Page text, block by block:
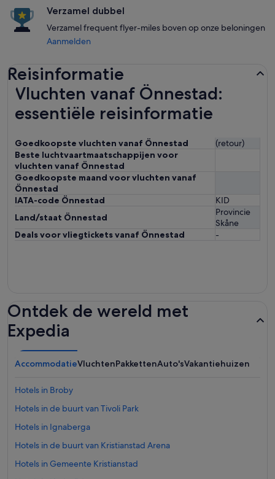
Verzamel dubbel
Verzamel frequent flyer-miles boven op onze beloningen
Aanmelden
Reisinformatie
Vluchten vanaf Önnestad:
essentiële reisinformatie
Goedkoopste vluchten vanaf Önnestad
(retour)
Beste luchtvaartmaatschappijen voor
vluchten vanaf Önnestad
Goedkoopste maand voor vluchten vanaf
Önnestad
IATA-code Önnestad
KID
Land/staat Önnestad
Provincie
Skåne
Deals voor vliegtickets vanaf Önnestad
-
Ontdek de wereld met
Expedia
AccommodatieVluchtenPakkettenAuto'sVakantiehuizen
Hotels in Broby
Hotels in de buurt van Tivoli Park
Hotels in Ignaberga
Hotels in de buurt van Kristianstad Arena
Hotels in Gemeente Kristianstad